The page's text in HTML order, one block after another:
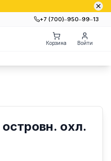
+7 (700)‒950‒99‒13
Корзина Войти
островн. охл.